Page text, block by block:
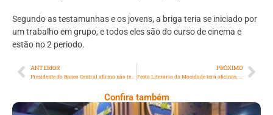
Segundo as testamunhas e os jovens, a briga teria se iniciado por
um trabalho em grupo, e todos eles são do curso de cinema e
estão no 2 periodo.
ANTERIOR PRÓXIMO
Confira também